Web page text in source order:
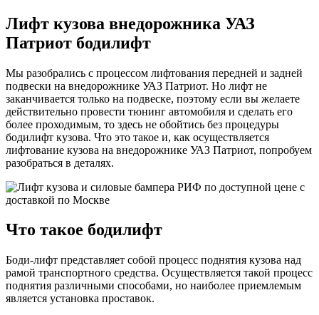
Лифт кузова внедорожника УАЗ
Патриот бодилифт
Мы разобрались с процессом лифтования передней и задней
подвески на внедорожнике УАЗ Патриот. Но лифт не
заканчивается только на подвеске, поэтому если вы желаете
действительно провести тюнинг автомобиля и сделать его
более проходимым, то здесь не обойтись без процедуры
бодилифт кузова. Что это такое и, как осуществляется
лифтование кузова на внедорожнике УАЗ Патриот, попробуем
разобраться в деталях.
Что такое бодилифт
Боди-лифт представляет собой процесс поднятия кузова над
рамой транспортного средства. Осуществляется такой процесс
поднятия различными способами, но наиболее приемлемым
является установка проставок.